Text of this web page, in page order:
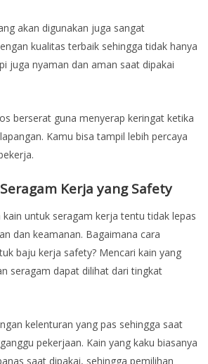
akan digunakan juga sangat
kualitas terbaik sehingga tidak hanya
juga nyaman dan aman saat dipakai
berserat guna menyerap keringat ketika
Kamu bisa tampil lebih percaya
Kerja yang Safety
untuk seragam kerja tentu tidak lepas
dan keamanan. Bagaimana cara
baju kerja safety? Mencari kain yang
seragam dapat dilihat dari tingkat
kelenturan yang pas sehingga saat
pekerjaan. Kain yang kaku biasanya
saat dipakai, sehingga pemilihan